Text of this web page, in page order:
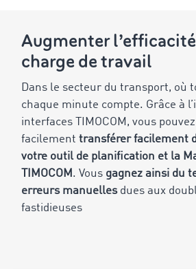
Augmenter
charge de travail
Dans le secteur du transport, où
chaque minute compte. Grâce à
interfaces TIMOCOM, vous pouvez
facilement transférer facilement
votre outil de planification et la
TIMOCOM . Vous gagnez ainsi du
erreurs manuelles dues aux
fastidieuses